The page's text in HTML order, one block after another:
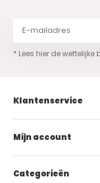
* Lees hier de wettelijke
Klantenservice
Mijn account
Categorieën